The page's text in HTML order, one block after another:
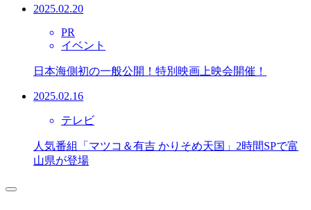
2025.02.20
PR
イベント
日本海側初の一般公開！特別映画上映会開催！
2025.02.16
テレビ
人気番組「マツコ＆有吉 かりそめ天国」2時間SPで富
山県が登場